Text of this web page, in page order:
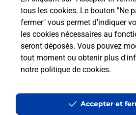
tous les cookies. Le bouton "Ne
fermer" vous permet d'indiquer
les cookies nécessaires au
seront déposés. Vous pouvez
tout moment ou obtenir plus
notre politique de cookies.
Accepter et
Est-ce que je peux garder
numéro de mobile
Est-ce que je peux
avec La Poste Mobile ?
à l’étranger avec La Poste